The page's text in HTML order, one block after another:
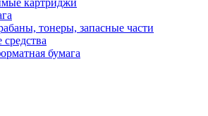
картриджи
тонеры, запасные части
бумага